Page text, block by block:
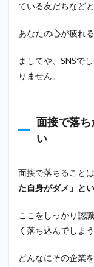
ある
ている友だちなど
あなたの心が疲れる
ましてや、SNSで
りません。
面接で落
い
面接で落ちること
た自身がダメ」と
ここをしっかり認
く落ち込んでしま
どんなにその企業